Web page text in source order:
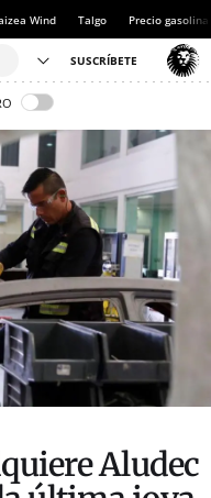
Wind Talgo Precio gasolina
Aludec